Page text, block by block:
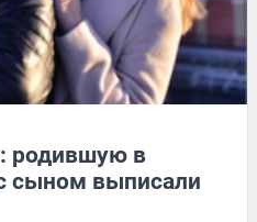
родившую в
сыном выписали